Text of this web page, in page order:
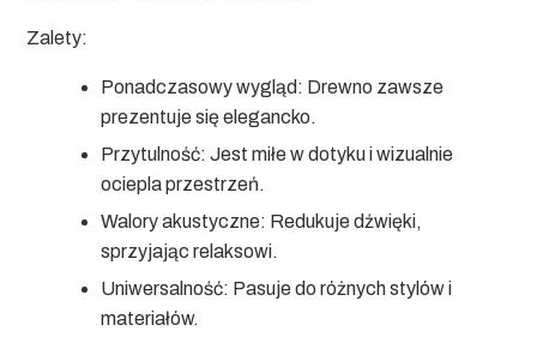
Zalety:
Ponadczasowy wygląd: Drewno zawsze
prezentuje się elegancko.
Przytulność: Jest miłe w dotyku i wizualnie
ociepla przestrzeń.
Walory akustyczne: Redukuje dźwięki,
sprzyjając relaksowi.
Uniwersalność: Pasuje do różnych stylów i
materiałów.